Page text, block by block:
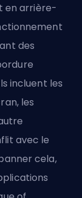
en arrière-
des
incluent les
les
avec le
cela,